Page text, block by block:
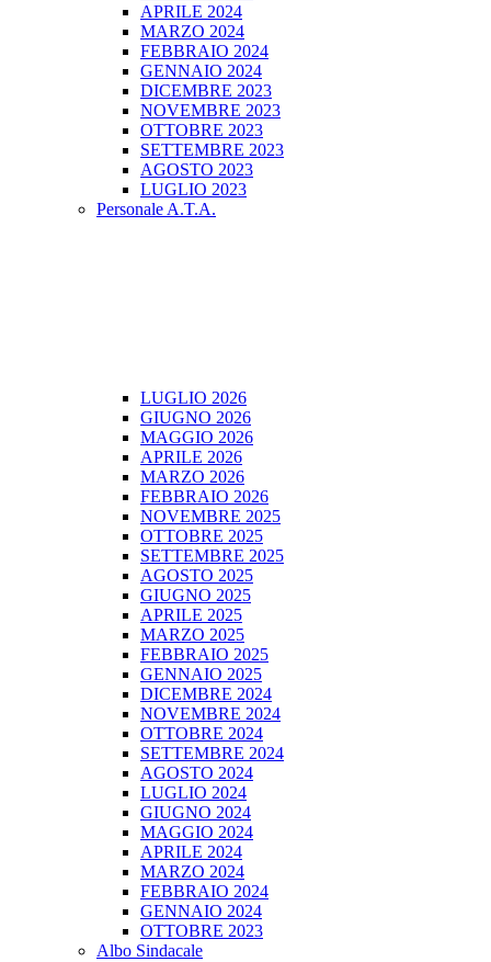
APRILE 2024
MARZO 2024
FEBBRAIO 2024
GENNAIO 2024
DICEMBRE 2023
NOVEMBRE 2023
OTTOBRE 2023
SETTEMBRE 2023
AGOSTO 2023
LUGLIO 2023
Personale A.T.A.
LUGLIO 2026
GIUGNO 2026
MAGGIO 2026
APRILE 2026
MARZO 2026
FEBBRAIO 2026
NOVEMBRE 2025
OTTOBRE 2025
SETTEMBRE 2025
AGOSTO 2025
GIUGNO 2025
APRILE 2025
MARZO 2025
FEBBRAIO 2025
GENNAIO 2025
DICEMBRE 2024
NOVEMBRE 2024
OTTOBRE 2024
SETTEMBRE 2024
AGOSTO 2024
LUGLIO 2024
GIUGNO 2024
MAGGIO 2024
APRILE 2024
MARZO 2024
FEBBRAIO 2024
GENNAIO 2024
OTTOBRE 2023
Albo Sindacale